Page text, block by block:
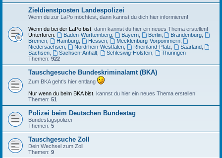
Zieldienstposten Landespolizei
Wenn du zur LaPo möchtest, dann kannst du dich hier informieren!
Wenn du bei der LaPo bist , dann kannst du hier ein neues Thema erstellen!
Unterforen:
Baden-Württemberg, Bayern, Berlin, Brandenburg
Bremen
Hamburg, Hessen, Mecklenburg-Vorpommern,
Niedersachsen
Nordrhein-Westfalen, Rheinland-Pfalz Saarland,
Sachsen
Sachsen-Anhalt, Schleswig-Holstein,
Thüringen
Themen: 922
Tauschgesuche Bundeskriminalamt (BKA)
Zum BKA geht's hier entlang
Nur wenn du beim BKA bist , kannst du hier ein neues Thema erstellen!
Themen: 51
Polizei beim Deutschen Bundestag
Bundestagspolizei
Themen: 5
Tauschgesuche Zoll
Dein Wechsel zum Zoll
Themen: 9